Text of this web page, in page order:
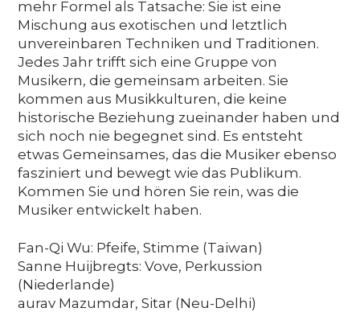
mehr Formel als Tatsache: Sie ist eine
Mischung aus exotischen und letztlich
unvereinbaren Techniken und Traditionen.
Jedes Jahr trifft sich eine Gruppe von
Musikern, die gemeinsam arbeiten. Sie
kommen aus Musikkulturen, die keine
historische Beziehung zueinander haben und
sich noch nie begegnet sind. Es entsteht
etwas Gemeinsames, das die Musiker ebenso
fasziniert und bewegt wie das Publikum.
Kommen Sie und hören Sie rein, was die
Musiker entwickelt haben.
Fan-Qi Wu: Pfeife, Stimme (Taiwan)
Sanne Huijbregts: Vove, Perkussion
(Niederlande)
aurav Mazumdar, Sitar (Neu-Delhi)